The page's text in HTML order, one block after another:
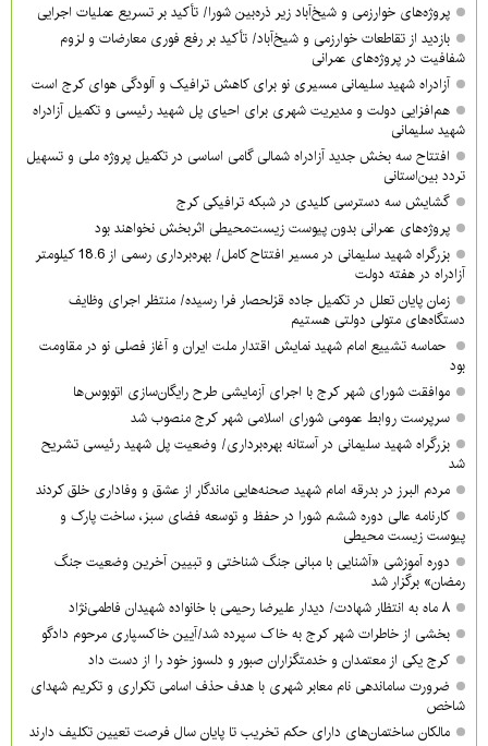
پروژه‌های خوارزمی و شیخ‌آباد زیر ذره‌بین شورا/ تأکید بر تسریع عملیات اجرایی
بازدید از تقاطعات خوارزمی و شیخ‌آباد/ تأکید بر رفع فوری معارضات و لزوم
شفافیت در پروژه‌های عمرانی
آزادراه شهید سلیمانی مسیری نو برای کاهش ترافیک و آلودگی هوای کرج است
هم‌افزایی دولت و مدیریت شهری برای احیای پل شهید رئیسی و تکمیل آزادراه
شهید سلیمانی
افتتاح سه بخش جدید آزادراه شمالی گامی اساسی در تکمیل پروژه ملی و تسهیل
تردد بین‌استانی
گشایش سه دسترسی کلیدی در شبکه ترافیکی کرج
پروژه‌های عمرانی بدون پیوست زیست‌محیطی اثربخش نخواهند بود
بزرگراه شهید سلیمانی در مسیر افتتاح کامل/ بهره‌برداری رسمی از 18.6 کیلومتر
آزادراه در هفته دولت
زمان پایان تعلل در تکمیل جاده قزلحصار فرا رسیده/ منتظر اجرای وظایف
دستگاه‌های متولی دولتی هستیم
حماسه تشییع امام شهید نمایش اقتدار ملت ایران و آغاز فصلی نو در مقاومت
بود
موافقت شورای شهر کرج با اجرای آزمایشی طرح رایگان‌سازی اتوبوس‌ها
سرپرست روابط عمومی شورای اسلامی شهر کرج منصوب شد
بزرگراه شهید سلیمانی در آستانه بهره‌برداری/ وضعیت پل شهید رئیسی تشریح
شد
مردم البرز در بدرقه امام شهید صحنه‌هایی ماندگار از عشق و وفاداری خلق کردند
کارنامه عالی دوره ششم شورا در حفظ و توسعه فضای سبز، ساخت پارک و
پیوست زیست محیطی
دوره آموزشی «آشنایی با مبانی جنگ شناختی و تبیین آخرین وضعیت جنگ
رمضان» برگزار شد
۸ ماه به انتظار شهادت/ دیدار علیرضا رحیمی با خانواده شهیدان فاطمی‌نژاد
بخشی از خاطرات شهر کرج به خاک سپرده شد/آیین خاکسپاری مرحوم دادگو
کرج یکی از معتمدان و خدمتگزاران صبور و دلسوز خود را از دست داد
ضرورت ساماندهی نام‌ معابر شهری با هدف حذف اسامی تکراری و تکریم شهدای
شاخص
مالکان ساختمان‌های دارای حکم تخریب تا پایان سال فرصت تعیین تکلیف دارند